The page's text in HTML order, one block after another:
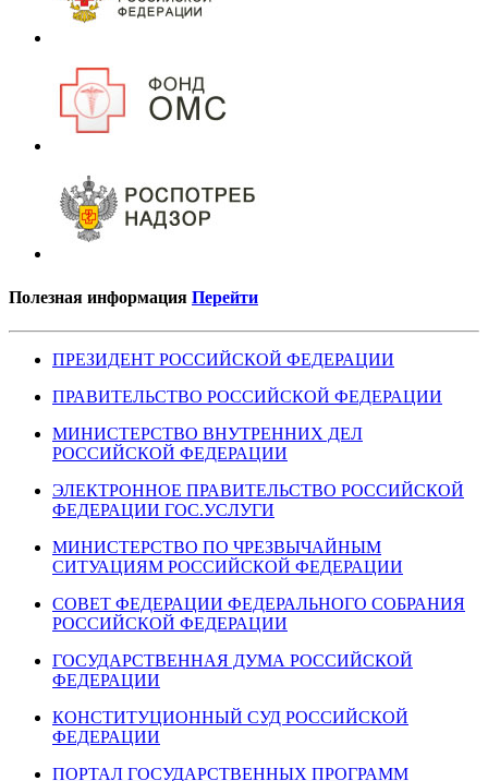
Полезная информация Перейти
ПРЕЗИДЕНТ РОССИЙСКОЙ ФЕДЕРАЦИИ
ПРАВИТЕЛЬСТВО РОССИЙСКОЙ ФЕДЕРАЦИИ
МИНИСТЕРСТВО ВНУТРЕННИХ ДЕЛ
РОССИЙСКОЙ ФЕДЕРАЦИИ
ЭЛЕКТРОННОЕ ПРАВИТЕЛЬСТВО РОССИЙСКОЙ
ФЕДЕРАЦИИ ГОС.УСЛУГИ
МИНИСТЕРСТВО ПО ЧРЕЗВЫЧАЙНЫМ
СИТУАЦИЯМ РОССИЙСКОЙ ФЕДЕРАЦИИ
СОВЕТ ФЕДЕРАЦИИ ФЕДЕРАЛЬНОГО СОБРАНИЯ
РОССИЙСКОЙ ФЕДЕРАЦИИ
ГОСУДАРСТВЕННАЯ ДУМА РОССИЙСКОЙ
ФЕДЕРАЦИИ
КОНСТИТУЦИОННЫЙ СУД РОССИЙСКОЙ
ФЕДЕРАЦИИ
ПОРТАЛ ГОСУДАРСТВЕННЫХ ПРОГРАММ